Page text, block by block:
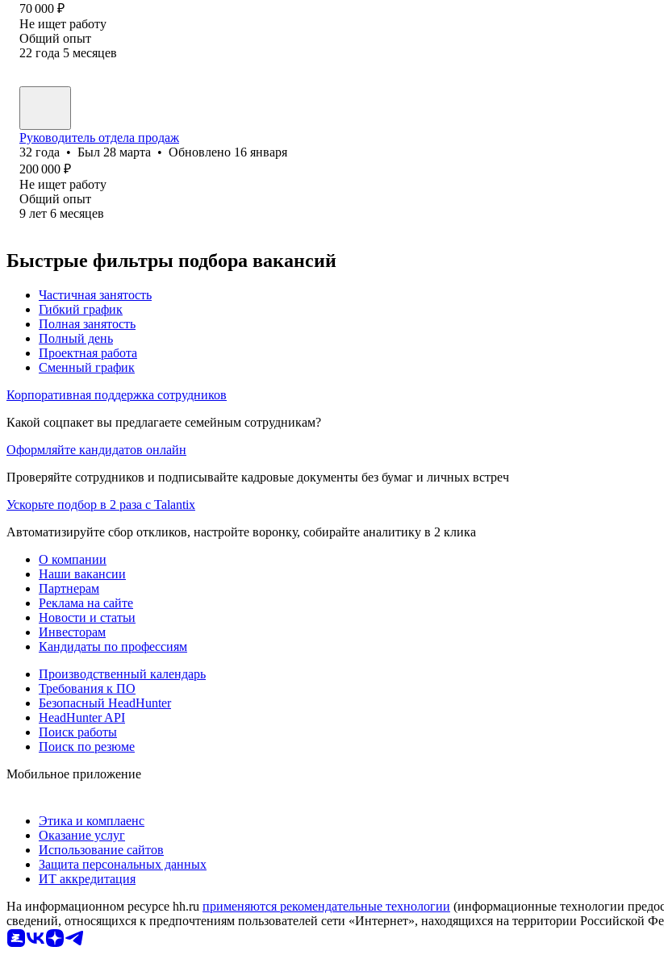
70 000 ₽
Не ищет работу
Общий опыт
22 года 5 месяцев
Руководитель отдела продаж
32 года • Был 28 марта • Обновлено 16 января
200 000 ₽
Не ищет работу
Общий опыт
9 лет 6 месяцев
Быстрые фильтры подбора вакансий
Частичная занятость
Гибкий график
Полная занятость
Полный день
Проектная работа
Сменный график
Корпоративная поддержка сотрудников
Какой соцпакет вы предлагаете семейным сотрудникам?
Оформляйте кандидатов онлайн
Проверяйте сотрудников и подписывайте кадровые документы без бумаг и личных встреч
Ускорьте подбор в 2 раза с Talantix
Автоматизируйте сбор откликов, настройте воронку, собирайте аналитику в 2 клика
О компании
Наши вакансии
Партнерам
Реклама на сайте
Новости и статьи
Инвесторам
Кандидаты по профессиям
Производственный календарь
Требования к ПО
Безопасный HeadHunter
HeadHunter API
Поиск работы
Поиск по резюме
Мобильное приложение
Этика и комплаенс
Оказание услуг
Использование сайтов
Защита персональных данных
ИТ аккредитация
На информационном ресурсе hh.ru применяются рекомендательные технологии (информационные технологии
сведений, относящихся к предпочтениям пользователей сети «Интернет», находящихся на территории Российской